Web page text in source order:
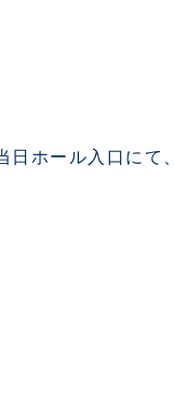
ホール入口にて、